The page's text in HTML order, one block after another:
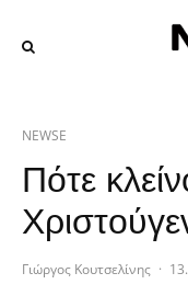
NEWSE
Πότε
Γιώργος Κουτσελίνης ·